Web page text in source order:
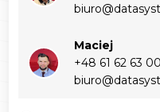
Maciej
+48 61 62 63